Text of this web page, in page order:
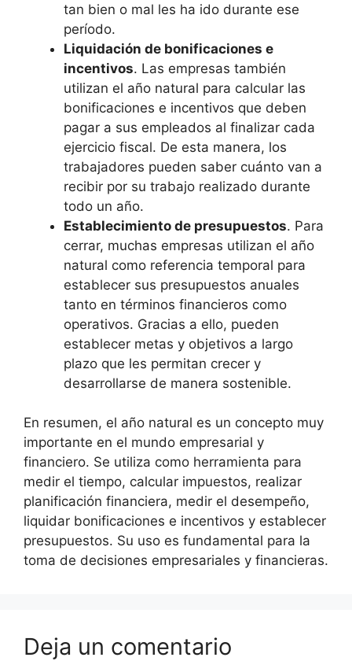
tan bien o mal les ha ido durante ese
período.
Liquidación de bonificaciones e
incentivos. Las empresas también
utilizan el año natural para calcular las
bonificaciones e incentivos que deben
pagar a sus empleados al finalizar cada
ejercicio fiscal. De esta manera, los
trabajadores pueden saber cuánto van a
recibir por su trabajo realizado durante
todo un año.
Establecimiento de presupuestos. Para
cerrar, muchas empresas utilizan el año
natural como referencia temporal para
establecer sus presupuestos anuales
tanto en términos financieros como
operativos. Gracias a ello, pueden
establecer metas y objetivos a largo
plazo que les permitan crecer y
desarrollarse de manera sostenible.
En resumen, el año natural es un concepto muy
importante en el mundo empresarial y
financiero. Se utiliza como herramienta para
medir el tiempo, calcular impuestos, realizar
planificación financiera, medir el desempeño,
liquidar bonificaciones e incentivos y establecer
presupuestos. Su uso es fundamental para la
toma de decisiones empresariales y financieras.
Deja un comentario